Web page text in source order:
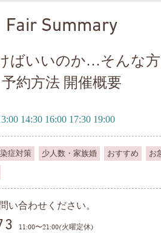
Fair Summary
ばいいのか…そんな方
予約方法 開催概要
14:30 16:00 17:30 19:00
症対策 少人数・家族婚 おすすめ お
い合わせください。
11:00〜21:00(火曜定休)